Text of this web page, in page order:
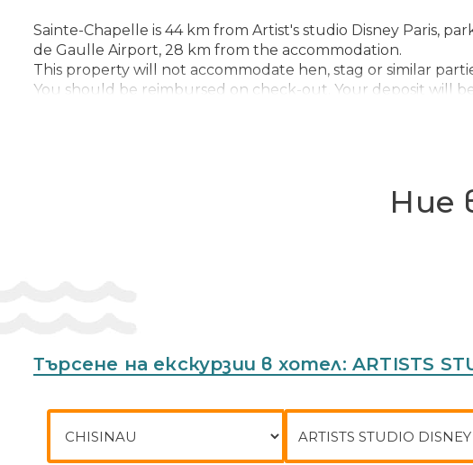
Sainte-Chapelle is 44 km from Artist's studio Disney Paris,
de Gaulle Airport, 28 km from the accommodation.
This property will not accommodate hen, stag or similar
You should be reimbursed on check-out. Your deposit will
Ние
Търсене на екскурзии в хотел: ARTISTS